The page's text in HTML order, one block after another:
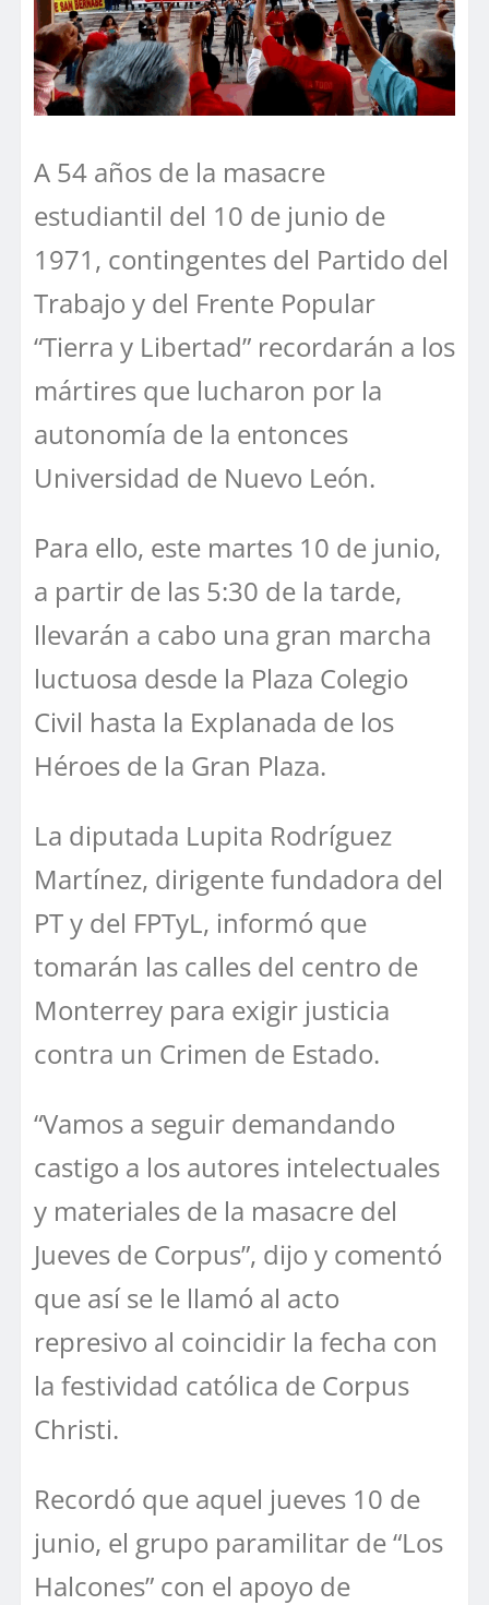
A 54 años de la masacre
estudiantil del 10 de junio de
1971, contingentes del Partido del
Trabajo y del Frente Popular
“Tierra y Libertad” recordarán a los
mártires que lucharon por la
autonomía de la entonces
Universidad de Nuevo León.
Para ello, este martes 10 de junio,
a partir de las 5:30 de la tarde,
llevarán a cabo una gran marcha
luctuosa desde la Plaza Colegio
Civil hasta la Explanada de los
Héroes de la Gran Plaza.
La diputada Lupita Rodríguez
Martínez, dirigente fundadora del
PT y del FPTyL, informó que
tomarán las calles del centro de
Monterrey para exigir justicia
contra un Crimen de Estado.
“Vamos a seguir demandando
castigo a los autores intelectuales
y materiales de la masacre del
Jueves de Corpus”, dijo y comentó
que así se le llamó al acto
represivo al coincidir la fecha con
la festividad católica de Corpus
Christi.
Recordó que aquel jueves 10 de
junio, el grupo paramilitar de “Los
Halcones” con el apoyo de